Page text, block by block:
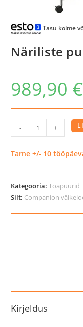
Tasu kolme
Näriliste
989,90 €
Näriliste
puur
Suite
kogus
- +
Tarne +/- 10
Kategooria:Toapuurid
Silt: Companion
Kirjeldus